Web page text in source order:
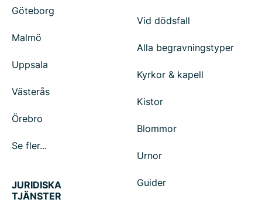
Göteborg
Malmö
Uppsala
Västerås
Örebro
Se fler...
Vid dödsfall
Alla begravningstyper
Kyrkor & kapell
Kistor
Blommor
Urnor
Guider
JURIDISKA
TJÄNSTER